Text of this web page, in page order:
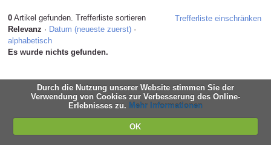
0Artikel gefunden. Trefferliste einschränken
Trefferliste sortieren
Relevanz · Datum (neueste zuerst) ·
alphabetisch
Es wurde nichts gefunden.
Durch die Nutzung unserer Website stimmen Sie der
Verwendung von Cookies zur Verbesserung des Online-
Erlebnisses zu. Mehr Informationen
OK